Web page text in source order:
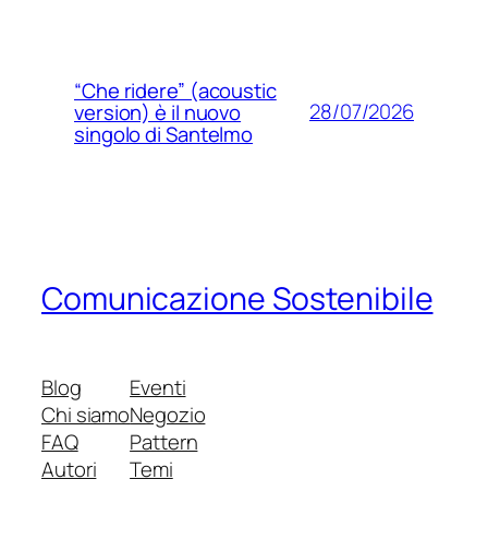
“Che ridere” (acoustic
version) è il nuovo
singolo di Santelmo
28/07/2026
Comunicazione Sostenibile
Blog
Chi siamo
FAQ
Autori
Eventi
Negozio
Pattern
Temi